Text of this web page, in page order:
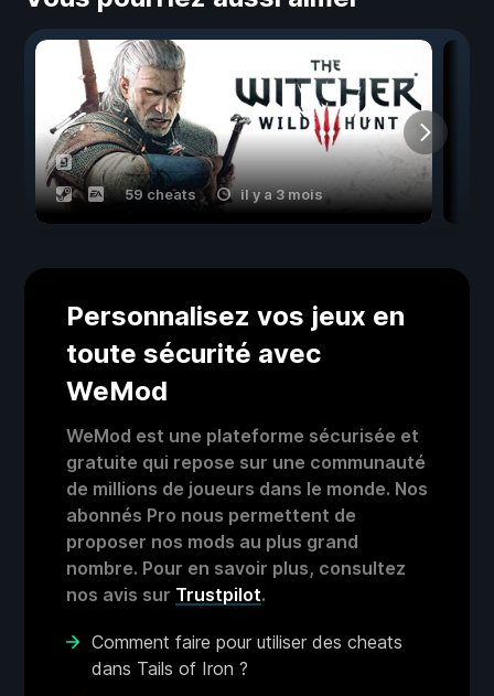
59 cheats il y a 3 mois
Personnalisez vos jeux en
toute sécurité avec
WeMod
WeMod est une plateforme sécurisée et
gratuite qui repose sur une communauté
de millions de joueurs dans le monde. Nos
abonnés Pro nous permettent de
proposer nos mods au plus grand
nombre. Pour en savoir plus, consultez
nos avis sur Trustpilot.
Comment faire pour utiliser des cheats
dans Tails of Iron ?